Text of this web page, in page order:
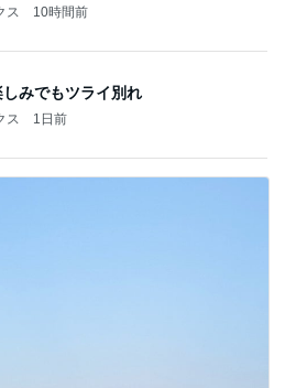
ス 10時間前
みでもツライ別れ
ス 1日前